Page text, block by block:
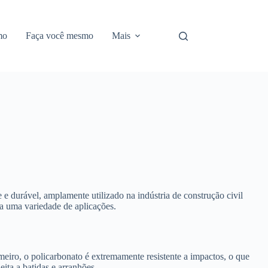
Faça você mesmo Mais
durável, amplamente utilizado na indústria de construção civil
uma variedade de aplicações.
o policarbonato é extremamente resistente a impactos, o que